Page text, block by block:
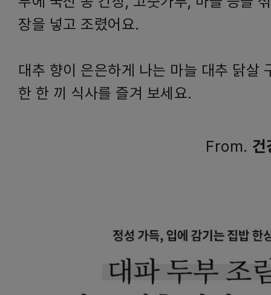
장을 넣고 조렸어요.
대추 향이 은은하게 나는 마늘 대추 닭살
한 한 끼 식사를 즐겨 보세요.
From. 건